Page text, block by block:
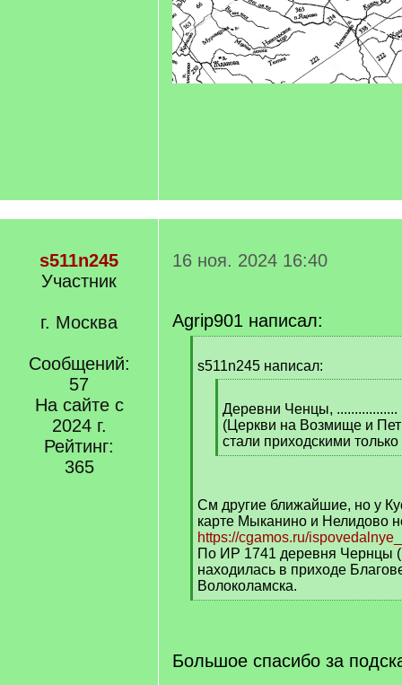
s511n245
Участник
г. Москва
Сообщений:
57
На сайте с
2024 г.
Рейтинг:
365
16 ноя. 2024 16:40
Agrip901 написал:
q
s511n245 написал:
q
]
Деревни Ченцы, .................
(Церкви на Возмище и
стали приходскими
[
]
См другие ближайшие, но у
карте Мыканино и Нелидово
https://cgamos.ru/
По ИР 1741 деревня Чернцы
находилась в приходе
Волоколамска.
[
Большое спасибо за